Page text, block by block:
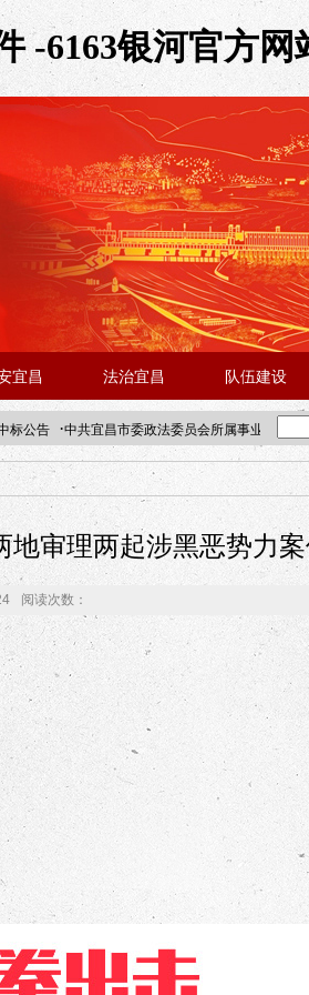
-6163银河官方网
宜昌 法治宜昌 队伍建设
标公告 ·中共宜昌市委政法委员会所属事业单位
地审理两起涉黑恶势力
阅读次数：